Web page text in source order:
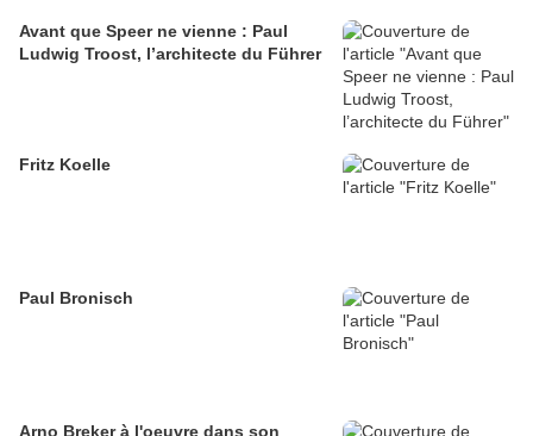
Avant que Speer ne vienne : Paul
Ludwig Troost, l’architecte du Führer
Fritz Koelle
Paul Bronisch
Arno Breker à l'oeuvre dans son